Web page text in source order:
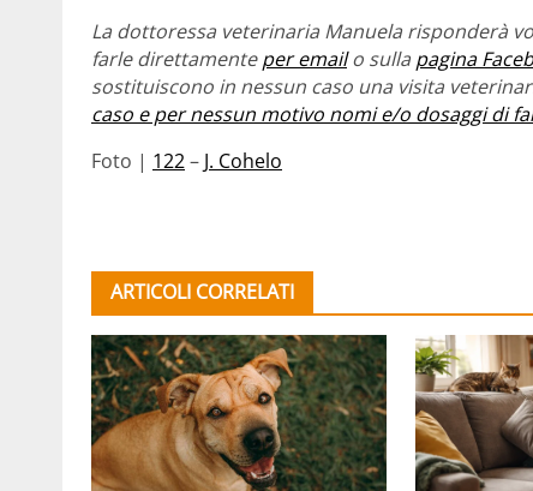
La dottoressa veterinaria Manuela risponderà
farle direttamenteper emailo sulla pagina
sostituiscono in nessun caso una visita
caso e per nessun motivo nomi e/o dosaggi di
Foto | 122– J. Cohelo
ARTICOLI CORRELATI